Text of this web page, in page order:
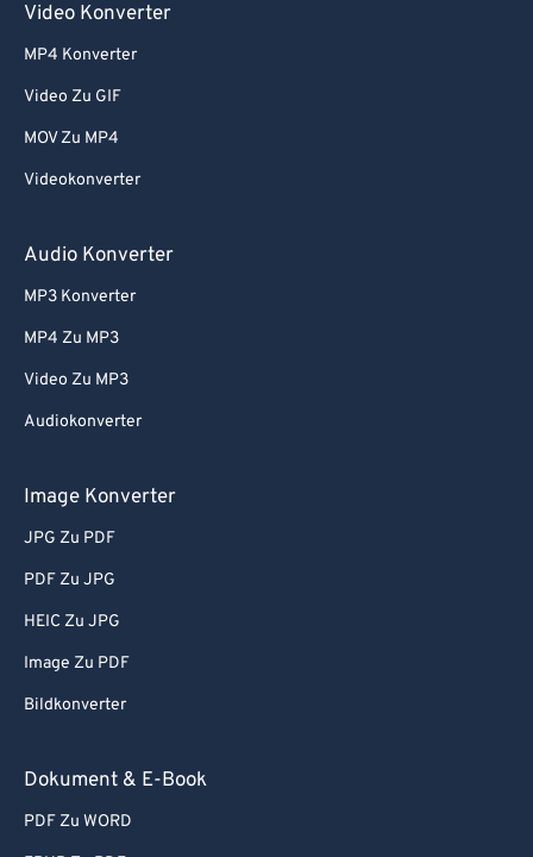
Video Konverter
MP4 Konverter
Video Zu GIF
MOV Zu MP4
Videokonverter
Audio Konverter
MP3 Konverter
MP4 Zu MP3
Video Zu MP3
Audiokonverter
Image Konverter
JPG Zu PDF
PDF Zu JPG
HEIC Zu JPG
Image Zu PDF
Bildkonverter
Dokument & E-Book
PDF Zu WORD